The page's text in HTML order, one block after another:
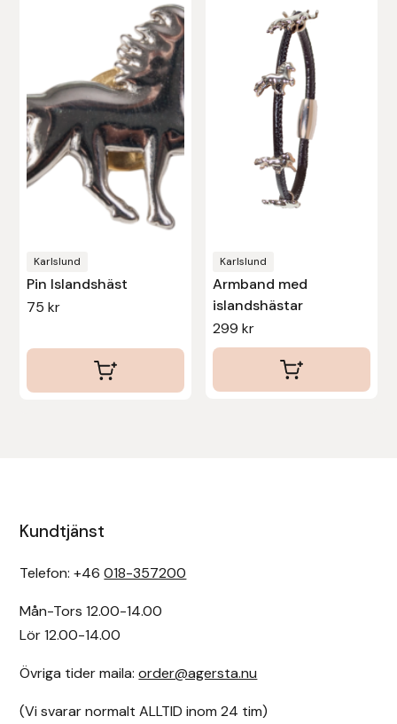
Karlslund
Pin Islandshäst
75kr
Karlslund
Armband med
islandshästar
299 kr
Kundtjänst
Telefon: +46018-357200
Mån-Tors 12.00-14.00
Lör 12.00-14.00
Övriga tider maila:order@agersta.nu
(Vi svarar normalt ALLTID inom 24 tim)
Vals
Veredus
Werkman Hoofcare
Willab
Wintec